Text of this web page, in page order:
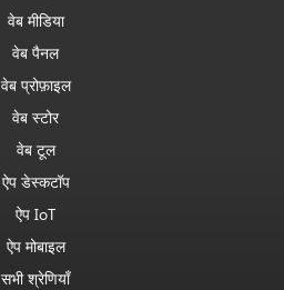
वेब मीडिया
वेब पैनल
वेब प्रोफ़ाइल
वेब स्टोर
वेब टूल
ऐप डेस्कटॉप
ऐप IoT
ऐप मोबाइल
सभी श्रेणियाँ